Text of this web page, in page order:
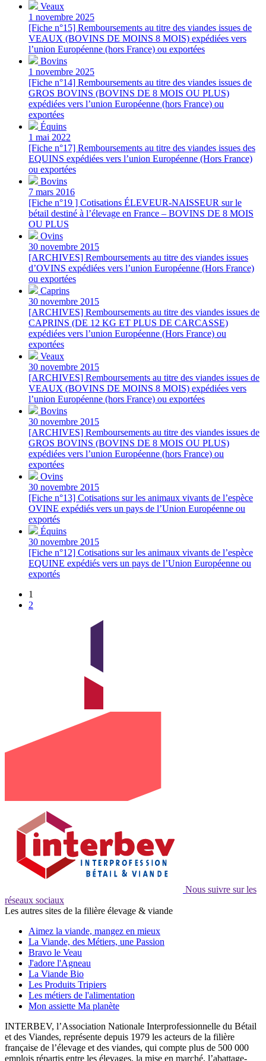
Veaux
1 novembre 2025
[Fiche n°15] Remboursements au titre des viandes issues de
VEAUX (BOVINS DE MOINS 8 MOIS) expédiées vers
l’union Européenne (hors France) ou exportées
Bovins
1 novembre 2025
[Fiche n°14] Remboursements au titre des viandes issues de
GROS BOVINS (BOVINS DE 8 MOIS OU PLUS)
expédiées vers l’union Européenne (hors France) ou
exportées
Équins
1 mai 2022
[Fiche n°17] Remboursements au titre des viandes issues des
EQUINS expédiées vers l’union Européenne (Hors France)
ou exportées
Bovins
7 mars 2016
[Fiche n°19 ] Cotisations ÉLEVEUR-NAISSEUR sur le
bétail destiné à l’élevage en France – BOVINS DE 8 MOIS
OU PLUS
Ovins
30 novembre 2015
[ARCHIVES] Remboursements au titre des viandes issues
d’OVINS expédiées vers l’union Européenne (Hors France)
ou exportées
Caprins
30 novembre 2015
[ARCHIVES] Remboursements au titre des viandes issues de
CAPRINS (DE 12 KG ET PLUS DE CARCASSE)
expédiées vers l’union Européenne (Hors France) ou
exportées
Veaux
30 novembre 2015
[ARCHIVES] Remboursements au titre des viandes issues de
VEAUX (BOVINS DE MOINS 8 MOIS) expédiées vers
l’union Européenne (hors France) ou exportées
Bovins
30 novembre 2015
[ARCHIVES] Remboursements au titre des viandes issues de
GROS BOVINS (BOVINS DE 8 MOIS OU PLUS)
expédiées vers l’union Européenne (hors France) ou
exportées
Ovins
30 novembre 2015
[Fiche n°13] Cotisations sur les animaux vivants de l’espèce
OVINE expédiés vers un pays de l’Union Européenne ou
exportés
Équins
30 novembre 2015
[Fiche n°12] Cotisations sur les animaux vivants de l’espèce
EQUINE expédiés vers un pays de l’Union Européenne ou
exportés
1
2
Nous suivre sur les
réseaux sociaux
Les autres sites de la filière élevage & viande
Aimez la viande, mangez en mieux
La Viande, des Métiers, une Passion
Bravo le Veau
J'adore l'Agneau
La Viande Bio
Les Produits Tripiers
Les métiers de l'alimentation
Mon assiette Ma planète
INTERBEV, l’Association Nationale Interprofessionnelle du Bétail
et des Viandes, représente depuis 1979 les acteurs de la filière
française de l’élevage et des viandes, qui compte plus de 500 000
emplois répartis entre les élevages, la mise en marché, l’abattage-